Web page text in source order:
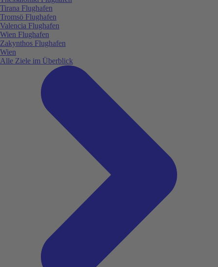
Tirana Flughafen
Tromsö Flughafen
Valencia Flughafen
Wien Flughafen
Zakynthos Flughafen
Wien
Alle Ziele im Überblick